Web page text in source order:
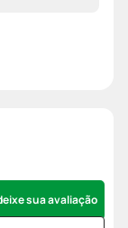
sua avaliação